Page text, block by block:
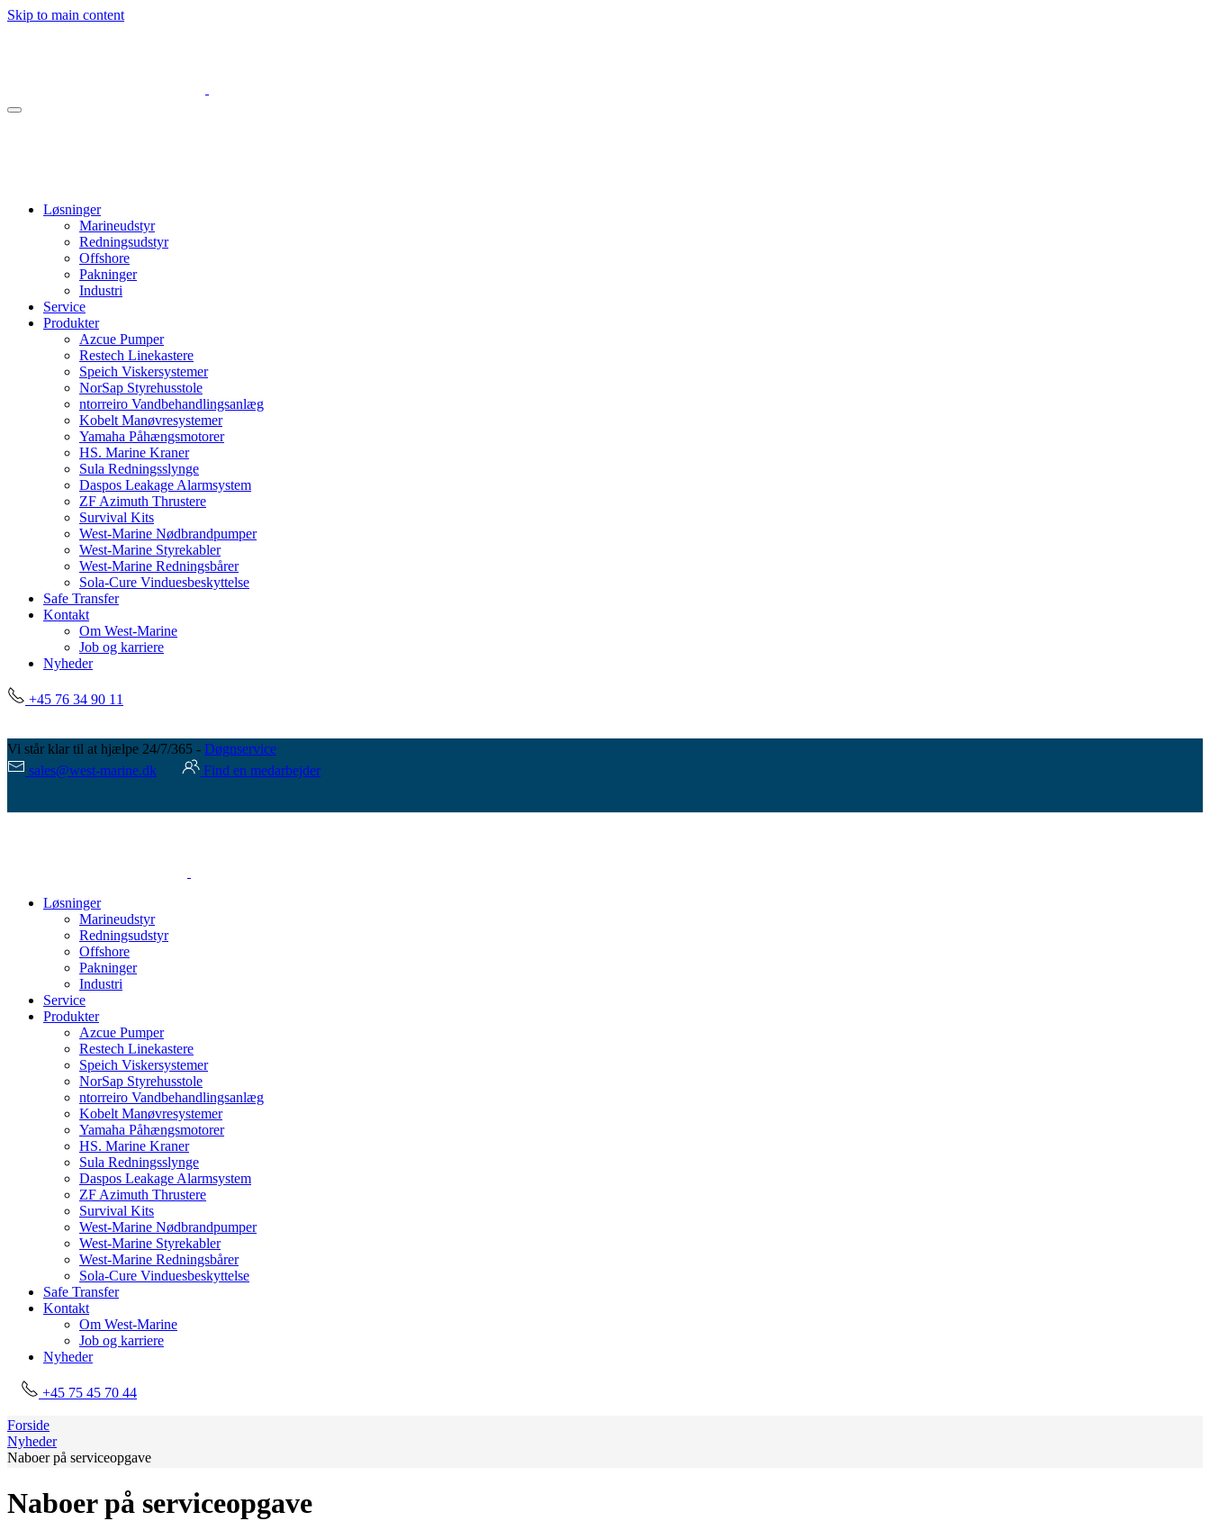
Skip to main content
Løsninger
Marineudstyr
Redningsudstyr
Offshore
Pakninger
Industri
Service
Produkter
Azcue Pumper
Restech Linekastere
Speich Viskersystemer
NorSap Styrehusstole
ntorreiro Vandbehandlingsanlæg
Kobelt Manøvresystemer
Yamaha Påhængsmotorer
HS. Marine Kraner
Sula Redningsslynge
Daspos Leakage Alarmsystem
ZF Azimuth Thrustere
Survival Kits
West-Marine Nødbrandpumper
West-Marine Styrekabler
West-Marine Redningsbårer
Sola-Cure Vinduesbeskyttelse
Safe Transfer
Kontakt
Om West-Marine
Job og karriere
Nyheder
+45 76 34 90 11
Vi står klar til at hjælpe 24/7/365 - Døgnservice
sales@west-marine.dk
Find en medarbejder
Løsninger
Marineudstyr
Redningsudstyr
Offshore
Pakninger
Industri
Service
Produkter
Azcue Pumper
Restech Linekastere
Speich Viskersystemer
NorSap Styrehusstole
ntorreiro Vandbehandlingsanlæg
Kobelt Manøvresystemer
Yamaha Påhængsmotorer
HS. Marine Kraner
Sula Redningsslynge
Daspos Leakage Alarmsystem
ZF Azimuth Thrustere
Survival Kits
West-Marine Nødbrandpumper
West-Marine Styrekabler
West-Marine Redningsbårer
Sola-Cure Vinduesbeskyttelse
Safe Transfer
Kontakt
Om West-Marine
Job og karriere
Nyheder
+45 75 45 70 44
Forside
Nyheder
Naboer på serviceopgave
Naboer på serviceopgave